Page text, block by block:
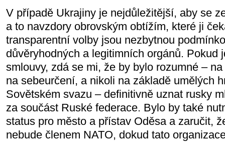
V případě Ukrajiny je nejdůležitější, aby se
a to navzdory obrovským obtížím, které ji
transparentní volby jsou nezbytnou
důvěryhodných a legitimních orgánů. Pokud
smlouvy, zdá se mi, že by bylo rozumné –
na sebeurčení, a nikoli na základě umělých
Sovětském svazu – definitivně uznat rusky
za součást Ruské federace. Bylo by také
status pro město a přístav Oděsa a zaručit,
nebude členem NATO, dokud tato